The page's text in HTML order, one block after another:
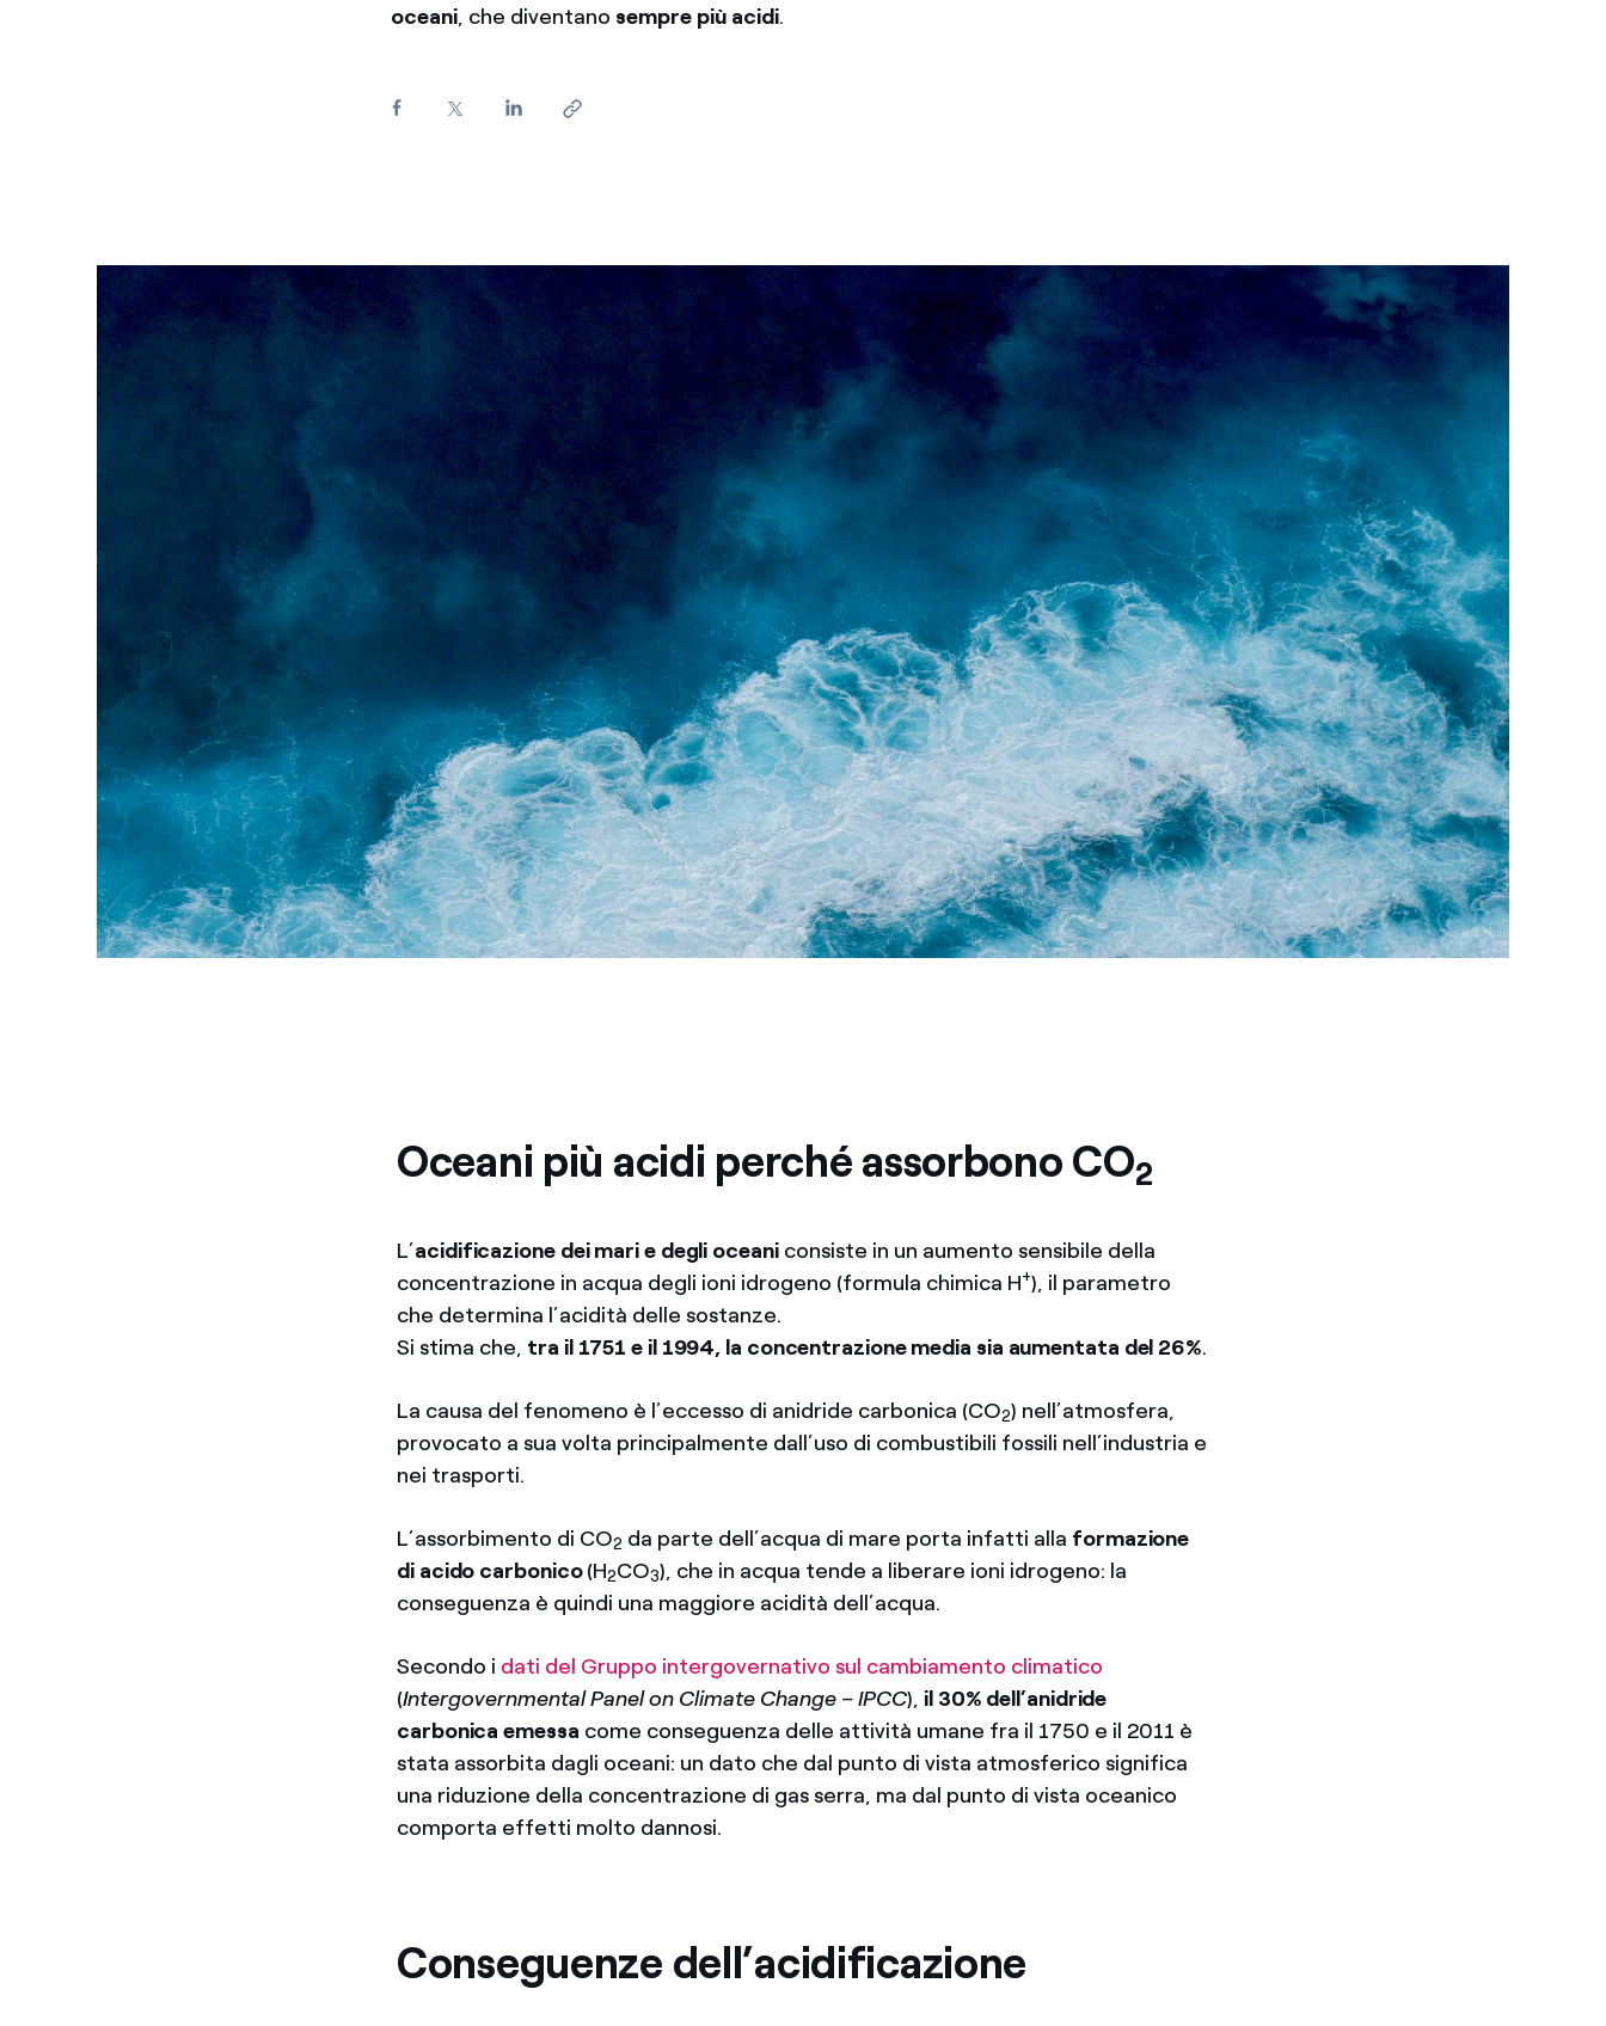
Il canale dove segnalare violazioni delle nostre policy
oceani, che diventano sempre più acidi.
Oceani più acidi perché assorbono CO2
L’acidificazione dei mari e degli oceani consiste in un aumento sensibile della
concentrazione in acqua degli ioni idrogeno (formula chimica H+), il parametro
che determina l’acidità delle sostanze.
Si stima che, tra il 1751 e il 1994, la concentrazione media sia aumentata del 26%.
La causa del fenomeno è l’eccesso di anidride carbonica (CO2) nell’atmosfera,
provocato a sua volta principalmente dall’uso di combustibili fossili nell’industria e
nei trasporti.
L’assorbimento di CO2 da parte dell’acqua di mare porta infatti alla formazione
di acido carbonico(H2CO3), che in acqua tende a liberare ioni idrogeno: la
conseguenza è quindi una maggiore acidità dell’acqua.
Secondo i dati del Gruppo intergovernativo sul cambiamento climatico
(Intergovernmental Panel on Climate Change – IPCC), il 30% dell’anidride
carbonica emessa come conseguenza delle attività umane fra il 1750 e il 2011 è
stata assorbita dagli oceani: un dato che dal punto di vista atmosferico significa
una riduzione della concentrazione di gas serra, ma dal punto di vista oceanico
comporta effetti molto dannosi.
Conseguenze dell’acidificazione